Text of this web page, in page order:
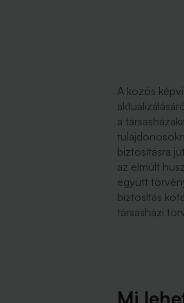
A közös
a
biztosításra
az elmúlt
együtt
biztosítás
társasházi
Mi